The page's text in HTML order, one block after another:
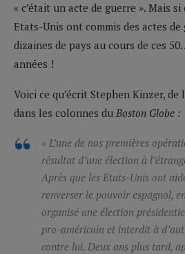
« c’était un acte de guerre ». Mais si
Etats-Unis ont commis des actes
dizaines de pays au cours de ces
années !
Voici ce qu’écrit Stephen Kinzer, de
dans les colonnes du Boston Globe :
« L’une de nos premières
résultat d’une élection à
Après que les Etats-Unis ont
renverser le pouvoir espagnol,
organisé une élection
pro-américain et interdit à
contre lui. Deux ans plus tard,